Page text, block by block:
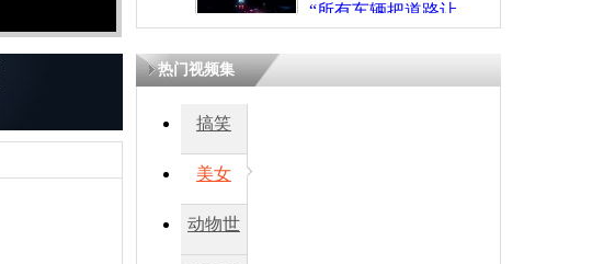
“所有车辆把道路让
开！”儿童突发疾病交
热门视频集
搞笑
美女
动物世